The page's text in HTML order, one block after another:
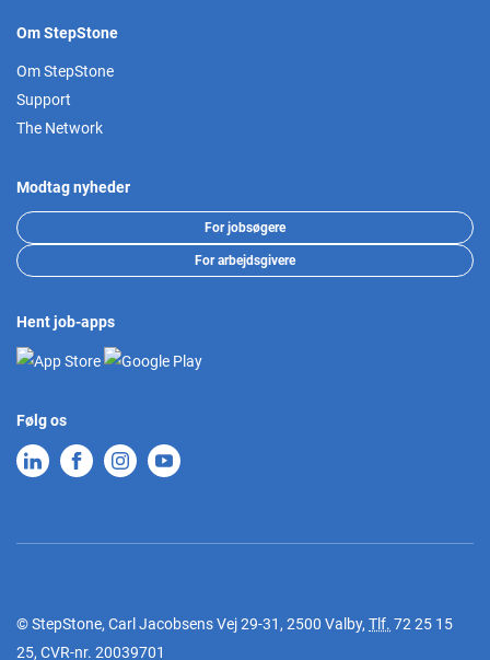
Om StepStone
Om StepStone
Support
The Network
Modtag nyheder
For jobsøgere
For arbejdsgivere
Hent job-apps
Følg os
© StepStone, Carl Jacobsens Vej 29-31, 2500 Valby, Tlf. 72 25 15
25, CVR-nr. 20039701